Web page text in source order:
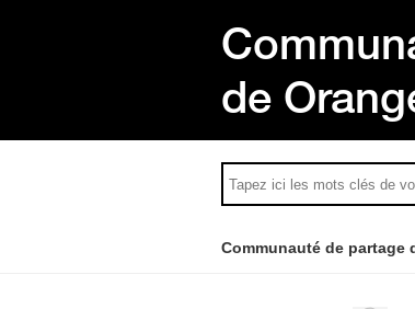
de
Communauté de partage